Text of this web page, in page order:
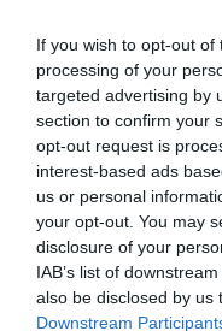
If you wish to opt-out
processing of your
targeted advertising by
section to confirm your
opt-out request is
interest-based ads
us or personal
your opt-out. You may
disclosure of your
IAB’s list of
also be disclosed by us
Downstream
Cuina Remença,
La marca d’aquest
del camp, l’horta i el
negres, els llegums,